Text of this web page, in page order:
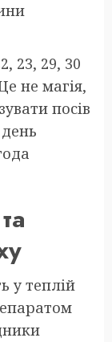
23, 29, 30
не магія,
посів
у теплій